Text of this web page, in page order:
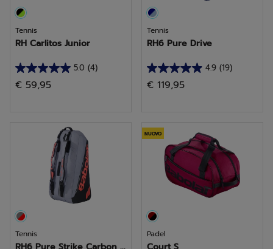
Tennis
RH Carlitos Junior
5.0 (4)
5.0
su
recensioni
€ 59,95
Tennis
RH6 Pure Drive
4.9 (19)
4.9
su
19
recensioni
€ 119,95
Tennis
NUOVO
Padel